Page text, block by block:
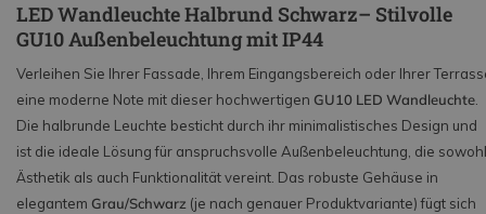
LED Wandleuchte Halbrund Schwarz– Stilvolle
GU10 Außenbeleuchtung mit IP44
Verleihen Sie Ihrer Fassade, Ihrem Eingangsbereich oder Ihrer
eine moderne Note mit dieser hochwertigen GU10 LED Wandleuchte.
Die halbrunde Leuchte besticht durch ihr minimalistisches Design und
ist die ideale Lösung für anspruchsvolle Außenbeleuchtung, die sowohl
Ästhetik als auch Funktionalität vereint. Das robuste Gehäuse in
elegantem Grau/Schwarz (je nach genauer Produktvariante) fügt sich